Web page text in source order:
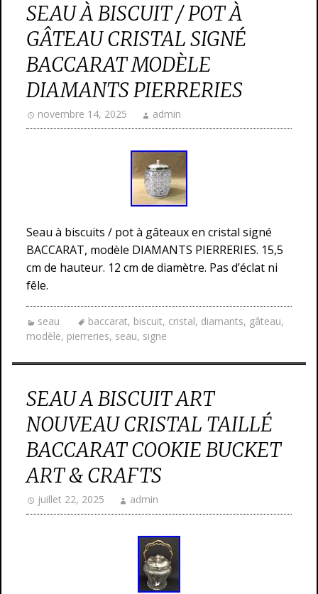
SEAU À BISCUIT / POT À
GÂTEAU CRISTAL SIGNÉ
BACCARAT MODÈLE
DIAMANTS PIERRERIES
novembre 14, 2025 admin
Seau à biscuits / pot à gâteaux en cristal signé
BACCARAT, modèle DIAMANTS PIERRERIES. 15,5
cm de hauteur. 12 cm de diamètre. Pas d’éclat ni
fêle.
seau baccarat, biscuit, cristal, diamants, gâteau,
modèle, pierreries, seau, signe
SEAU A BISCUIT ART
NOUVEAU CRISTAL TAILLÉ
BACCARAT COOKIE BUCKET
ART & CRAFTS
juillet 22, 2025 admin